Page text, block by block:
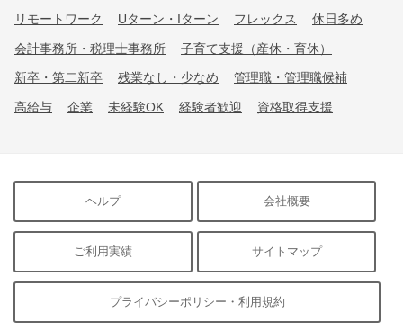
リモートワーク Uターン・Iターン フレックス 休日多め
会計事務所・税理士事務所 子育て支援（産休・育休）
新卒・第二新卒 残業なし・少なめ 管理職・管理職候補
高給与 企業 未経験OK 経験者歓迎 資格取得支援
ヘルプ 会社概要
ご利用実績 サイトマップ
プライバシーポリシー・利用規約